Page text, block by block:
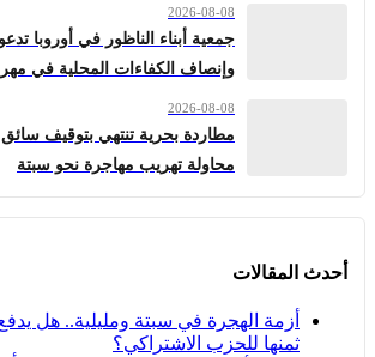
2026-08-08
جمعية أبناء الناظور في أوروبا
وإنصاف الكفاءات المحلية في
2026-08-08
مطاردة بحرية تنتهي بتوقيف سائق
محاولة تهريب مهاجرة نحو سبتة
أحدث المقالات
أزمة الهجرة في سبتة ومليلية.. هل
ثمنها للحزب الاشتراكي؟